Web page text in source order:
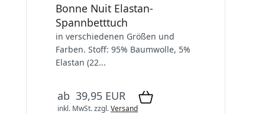
Bonne Nuit Elastan-
Spannbetttuch
in verschiedenen Größen und
Farben. Stoff: 95% Baumwolle, 5%
Elastan (22...
ab 39,95 EUR
inkl. MwSt.zzgl.Versand